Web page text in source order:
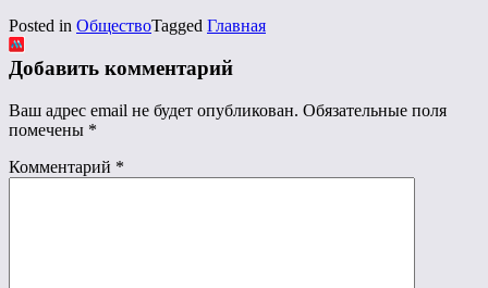
Posted in ОбществоTagged Главная
Добавить комментарий
Ваш адрес email не будет опубликован. Обязательные поля
помечены *
Комментарий *